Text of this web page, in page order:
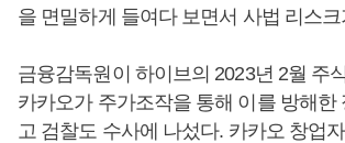
을 면밀하게 들여다 보면서 사법 리스
금융감독원이 하이브의 2023년 2월 주
카카오가 주가조작을 통해 이를 방해한
고 검찰도 수사에 나섰다. 카카오 창업자